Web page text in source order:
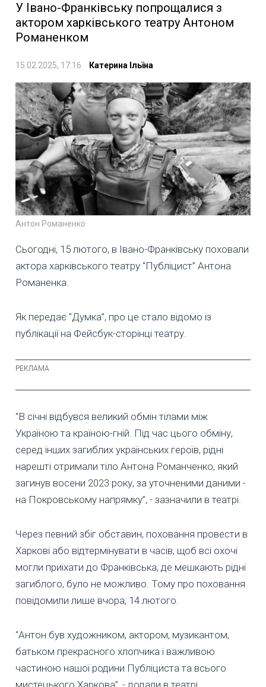
У Івано-Франківську попрощалися з
актором харківського театру Антоном
Романенком
15.02.2025, 17:16 Катерина Ільїна
Антон Романенко
Сьогодні, 15 лютого, в Івано-Франківську поховали
актора харківського театру "Публіцист” Антона
Романенка.
Як передає "Думка”, про це стало відомо із
публікації на Фейсбук-сторінці театру.
"В січні відбувся великий обмін тілами між
Україною та країною-гній. Під час цього обміну,
серед інших загиблих українських героїв, рідні
нарешті отримали тіло Антона Романченко, який
загинув восени 2023 року, за уточненими даними -
на Покровському напрямку”, - зазначили в театрі.
Через певний збіг обставин, поховання провести в
Харкові або відтермінувати в часів, щоб всі охочі
могли приїхати до Франківська, де мешкають рідні
загиблого, було не можливо. Тому про поховання
повідомили лише вчора, 14 лютого.
"Антон був художником, актором, музикантом,
батьком прекрасного хлопчика і важливою
частиною нашої родини Публіциста та всього